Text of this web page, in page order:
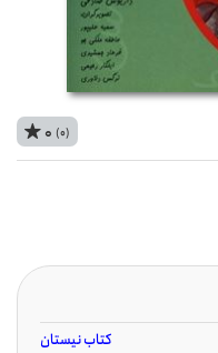
0 (0)
کتاب نیستان